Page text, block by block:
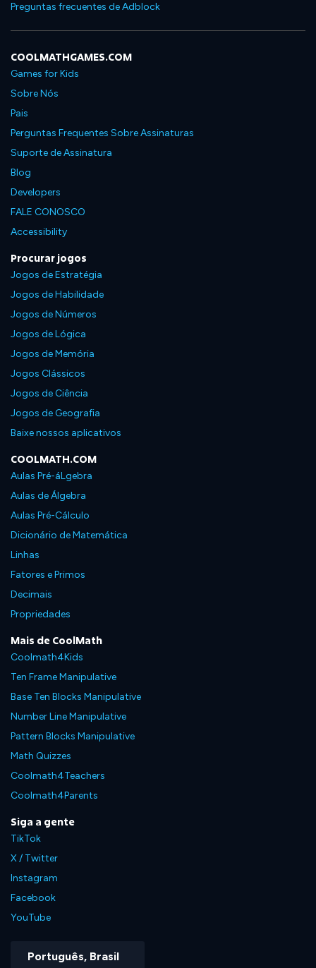
Preguntas frecuentes de Adblock
COOLMATHGAMES.COM
Games for Kids
Sobre Nós
Pais
Perguntas Frequentes Sobre Assinaturas
Suporte de Assinatura
Blog
Developers
FALE CONOSCO
Accessibility
Procurar jogos
Jogos de Estratégia
Jogos de Habilidade
Jogos de Números
Jogos de Lógica
Jogos de Memória
Jogos Clássicos
Jogos de Ciência
Jogos de Geografia
Baixe nossos aplicativos
COOLMATH.COM
Aulas Pré-áLgebra
Aulas de Álgebra
Aulas Pré-Cálculo
Dicionário de Matemática
Linhas
Fatores e Primos
Decimais
Propriedades
Mais de CoolMath
Coolmath4Kids
Ten Frame Manipulative
Base Ten Blocks Manipulative
Number Line Manipulative
Pattern Blocks Manipulative
Math Quizzes
Coolmath4Teachers
Coolmath4Parents
Siga a gente
TikTok
X / Twitter
Instagram
Facebook
YouTube
Português, Brasil